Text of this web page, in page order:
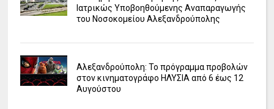
Ιατρικώς Υποβοηθούμενης Αναπαραγωγής
του Νοσοκομείου Αλεξανδρούπολης
Αλεξανδρούπολη: Το πρόγραμμα προβολών
στον κινηματογράφο ΗΛΥΣΙΑ από 6 έως 12
Αυγούστου